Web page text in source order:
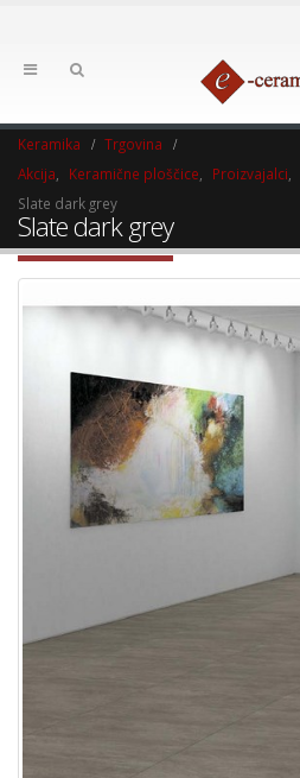
Keramika
Trgovina
Akcija
Keramične ploščice Proizvajalci
Slate dark grey
Slate dark grey